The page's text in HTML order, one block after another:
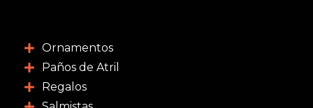
Ornamentos
Paños de Atril
Regalos